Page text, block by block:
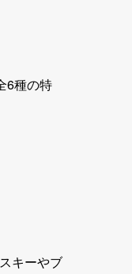
6種の特
キーやブ